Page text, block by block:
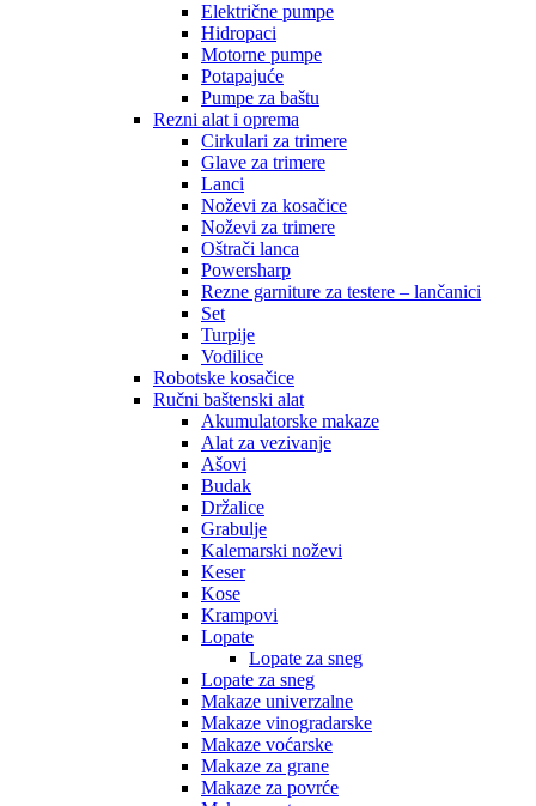
Električne pumpe
Hidropaci
Motorne pumpe
Potapajuće
Pumpe za baštu
Rezni alat i oprema
Cirkulari za trimere
Glave za trimere
Lanci
Noževi za kosačice
Noževi za trimere
Oštrači lanca
Powersharp
Rezne garniture za testere – lančanici
Set
Turpije
Vodilice
Robotske kosačice
Ručni baštenski alat
Akumulatorske makaze
Alat za vezivanje
Ašovi
Budak
Držalice
Grabulje
Kalemarski noževi
Keser
Kose
Krampovi
Lopate
Lopate za sneg
Lopate za sneg
Makaze univerzalne
Makaze vinogradarske
Makaze voćarske
Makaze za grane
Makaze za povrće